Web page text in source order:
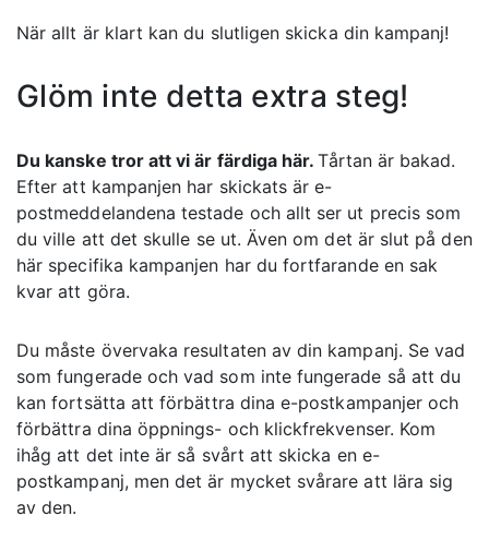
När allt är klart kan du slutligen skicka din kampanj!
Glöm inte detta extra steg!
Du kanske tror att vi är färdiga här.Tårtan är bakad.
Efter att kampanjen har skickats är e-
postmeddelandena testade och allt ser ut precis som
du ville att det skulle se ut. Även om det är slut på den
här specifika kampanjen har du fortfarande en sak
kvar att göra.
Du måste övervaka resultaten av din kampanj. Se vad
som fungerade och vad som inte fungerade så att du
kan fortsätta att förbättra dina e-postkampanjer och
förbättra dina öppnings- och klickfrekvenser. Kom
ihåg att det inte är så svårt att skicka en e-
postkampanj, men det är mycket svårare att lära sig
av den.